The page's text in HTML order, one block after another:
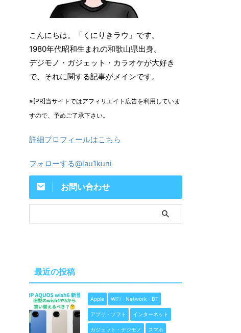
こんにちは。「くにりきラウ」です。
1980年代昭和生まれの和歌山県出身。
デジモノ・ガジェット・カラオケが大好き
で、それに関する記事がメインです。
※[PR]当サイトではアフィリエイト広告を利用していま
すので、予めご了承下さい。
詳細プロフィールはこちら
フォローする@lau1kuni
お問い合わせ
最近の投稿
Apple WiFi・Network・BT
アプリ・ソフト インターネット
ガジェット・デジモノ スマホ